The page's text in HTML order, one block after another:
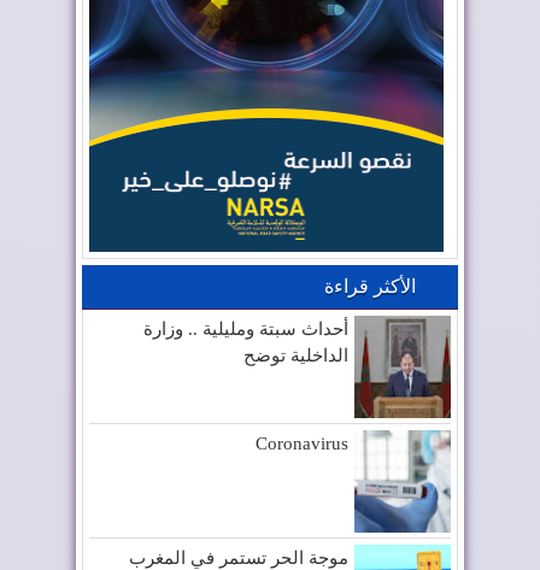
الأكثر قراءة
أحداث سبتة ومليلية .. وزارة
الداخلية توضح
Coronavirus
موجة الحر تستمر في المغرب